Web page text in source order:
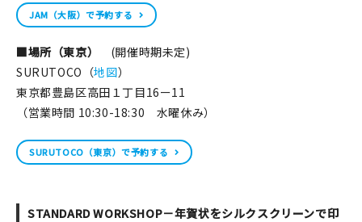
JAM（大阪）で予約する
■場所（東京）
(開催時期未定)
SURUTOCO（地図）
東京都豊島区高田１丁目16ー11
（営業時間 10:30-18:30 水曜休み）
SURUTOCO（東京）で予約する
STANDARD WORKSHOP－年賀状をシルクスクリーンで印